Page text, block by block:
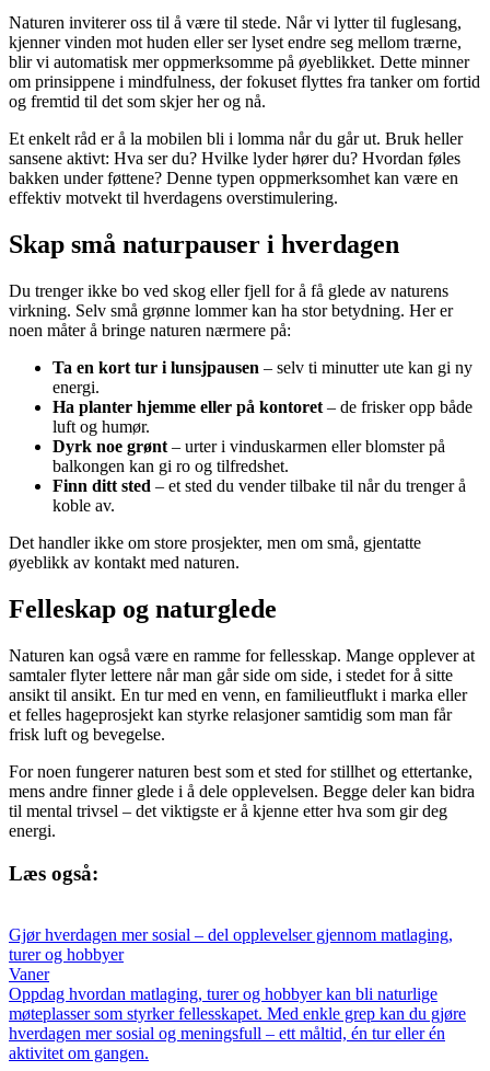
Naturen inviterer oss til å være til stede. Når vi lytter til fuglesang,
kjenner vinden mot huden eller ser lyset endre seg mellom trærne,
blir vi automatisk mer oppmerksomme på øyeblikket. Dette minner
om prinsippene i mindfulness, der fokuset flyttes fra tanker om fortid
og fremtid til det som skjer her og nå.
Et enkelt råd er å la mobilen bli i lomma når du går ut. Bruk heller
sansene aktivt: Hva ser du? Hvilke lyder hører du? Hvordan føles
bakken under føttene? Denne typen oppmerksomhet kan være en
effektiv motvekt til hverdagens overstimulering.
Skap små naturpauser i hverdagen
Du trenger ikke bo ved skog eller fjell for å få glede av naturens
virkning. Selv små grønne lommer kan ha stor betydning. Her er
noen måter å bringe naturen nærmere på:
Ta en kort tur i lunsjpausen – selv ti minutter ute kan gi ny
energi.
Ha planter hjemme eller på kontoret – de frisker opp både
luft og humør.
Dyrk noe grønt – urter i vinduskarmen eller blomster på
balkongen kan gi ro og tilfredshet.
Finn ditt sted – et sted du vender tilbake til når du trenger å
koble av.
Det handler ikke om store prosjekter, men om små, gjentatte
øyeblikk av kontakt med naturen.
Felleskap og naturglede
Naturen kan også være en ramme for fellesskap. Mange opplever at
samtaler flyter lettere når man går side om side, i stedet for å sitte
ansikt til ansikt. En tur med en venn, en familieutflukt i marka eller
et felles hageprosjekt kan styrke relasjoner samtidig som man får
frisk luft og bevegelse.
For noen fungerer naturen best som et sted for stillhet og ettertanke,
mens andre finner glede i å dele opplevelsen. Begge deler kan bidra
til mental trivsel – det viktigste er å kjenne etter hva som gir deg
energi.
Læs også:
Gjør hverdagen mer sosial – del opplevelser gjennom matlaging,
turer og hobbyer
Vaner
Oppdag hvordan matlaging, turer og hobbyer kan bli naturlige
møteplasser som styrker fellesskapet. Med enkle grep kan du gjøre
hverdagen mer sosial og meningsfull – ett måltid, én tur eller én
aktivitet om gangen.